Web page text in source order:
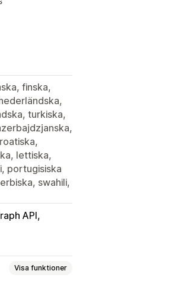
finska,
turkiska,
lettiska,
portugisiska
swahili,
API
Visa funktioner